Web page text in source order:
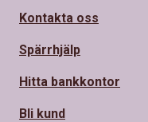
Kontakta oss
Spärrhjälp
Hitta bankkontor
Bli kund